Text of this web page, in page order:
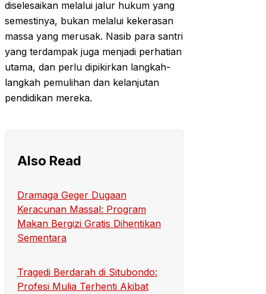
diselesaikan melalui jalur hukum yang
semestinya, bukan melalui kekerasan
massa yang merusak. Nasib para santri
yang terdampak juga menjadi perhatian
utama, dan perlu dipikirkan langkah-
langkah pemulihan dan kelanjutan
pendidikan mereka.
Also Read
Dramaga Geger Dugaan
Keracunan Massal: Program
Makan Bergizi Gratis Dihentikan
Sementara
Tragedi Berdarah di Situbondo:
Profesi Mulia Terhenti Akibat